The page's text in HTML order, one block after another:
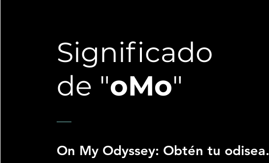
Significado
de "oMo"
On My Odyssey: Obtén tu odisea.